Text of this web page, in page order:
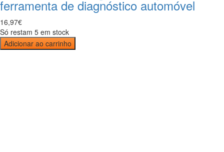
ferramenta de diagnóstico automóvel
16,97€
Só restam 5 em stock
Adicionar ao carrinho